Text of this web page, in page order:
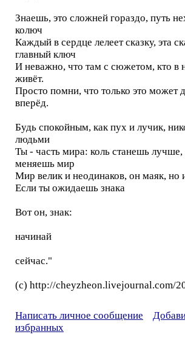
Знаешь, это сложней гораздо, путь
колюч
Каждый в сердце лелеет сказку, эта
главный ключ
И неважно, что там с сюжетом, кто в
живёт.
Просто помни, что только это может
вперёд.
Будь спокойным, как пух и лучик,
людьми
Ты - часть мира: коль станешь лучше,
меняешь мир
Мир велик и неодинаков, он маяк, но
Если ты ожидаешь знака
Вот он, знак:
начинай
сейчас."
(c) http://cheyzheon.livejournal.com/
Написать личное сообщение
избранных